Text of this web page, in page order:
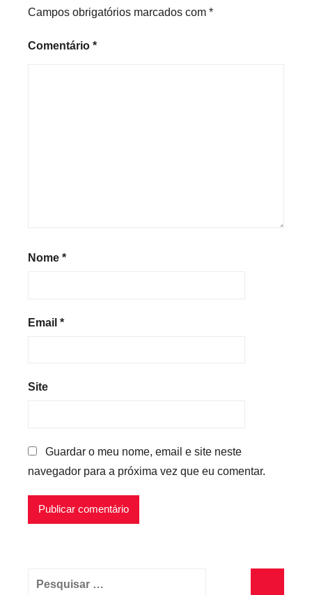
Campos obrigatórios marcados com *
Comentário *
Nome *
Email *
Site
Guardar o meu nome, email e site neste
navegador para a próxima vez que eu comentar.
Pesquisar